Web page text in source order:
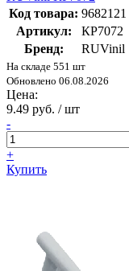
Код товара: 9682121
Артикул:
КР7072
Бренд:
RUVinil
На складе 551 шт
Обновлено 06.08.2026
Цена:
9.49 руб. / шт
-
+
Купить